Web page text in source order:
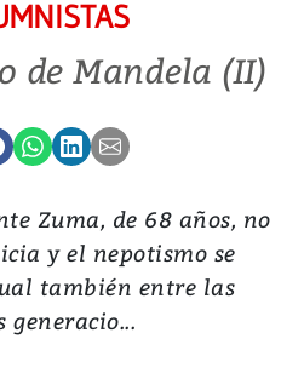
de Mandela (II)
Zuma, de 68 años, no
y el nepotismo se
también entre las
generacio...